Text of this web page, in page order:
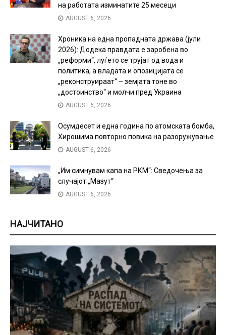
на работата изминатите 25 месеци
AUGUST 6, 2026
Хроника на една пропадната држава (јули
2026): Додека правдата е заробена во
„реформи“, луѓето се трујат од вода и
политика, а владата и опозицијата се
„реконструираат“ – земјата тоне во
„достоинство“ и молчи пред Украина
AUGUST 6, 2026
Осумдесет и една година по атомската бомба,
Хирошима повторно повика на разоружување
AUGUST 6, 2026
„Им симнувам капа на РКМ“: Сведочења за
случајот „Мазут“
AUGUST 6, 2026
НАЈЧИТАНО